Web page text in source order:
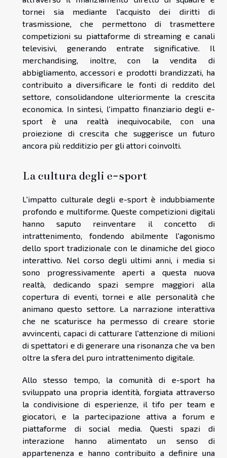
tornei sia mediante l'acquisto dei diritti di
trasmissione, che permettono di trasmettere
competizioni su piattaforme di streaming e canali
televisivi, generando entrate significative. Il
merchandising, inoltre, con la vendita di
abbigliamento, accessori e prodotti brandizzati, ha
contribuito a diversificare le fonti di reddito del
settore, consolidandone ulteriormente la crescita
economica. In sintesi, l'impatto finanziario degli e-
sport è una realtà inequivocabile, con una
proiezione di crescita che suggerisce un futuro
ancora più redditizio per gli attori coinvolti.
La cultura degli e-sport
L'impatto culturale degli e-sport è indubbiamente
profondo e multiforme. Queste competizioni digitali
hanno saputo reinventare il concetto di
intrattenimento, fondendo abilmente l'agonismo
dello sport tradizionale con le dinamiche del gioco
interattivo. Nel corso degli ultimi anni, i media si
sono progressivamente aperti a questa nuova
realtà, dedicando spazi sempre maggiori alla
copertura di eventi, tornei e alle personalità che
animano questo settore. La narrazione interattiva
che ne scaturisce ha permesso di creare storie
avvincenti, capaci di catturare l'attenzione di milioni
di spettatori e di generare una risonanza che va ben
oltre la sfera del puro intrattenimento digitale.
Allo stesso tempo, la comunità di e-sport ha
sviluppato una propria identità, forgiata attraverso
la condivisione di esperienze, il tifo per team e
giocatori, e la partecipazione attiva a forum e
piattaforme di social media. Questi spazi di
interazione hanno alimentato un senso di
appartenenza e hanno contribuito a definire una